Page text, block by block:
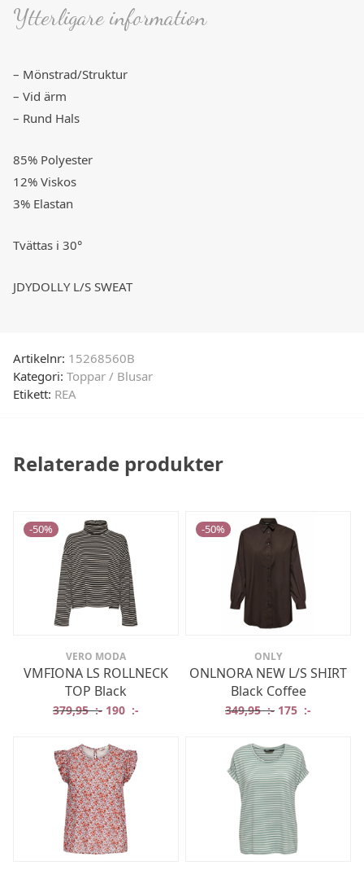
Ytterligare information
– Mönstrad/Struktur
– Vid ärm
– Rund Hals
85% Polyester
12% Viskos
3% Elastan
Tvättas i 30°
JDYDOLLY L/S SWEAT
Artikelnr: 15268560B
Kategori: Toppar / Blusar
Etikett: REA
Relaterade produkter
-50%
VERO MODA
VMFIONA LS ROLLNECK
TOP Black
379,95:- Det ursprungliga priset var: 379,95 :-.
190 :- Det nuvarande priset är: 190 :-.
-50%
ONLY
ONLNORA NEW L/S SHIRT
Black Coffee
349,95:- Det
175 :-